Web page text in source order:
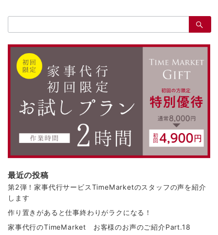
索：
最近の投稿
第2弾！家事代行サービスTimeMarketのスタッフの声を紹介
します
作り置きがあると仕事終わりがラクになる！
家事代行のTimeMarket お客様のお声のご紹介Part.18